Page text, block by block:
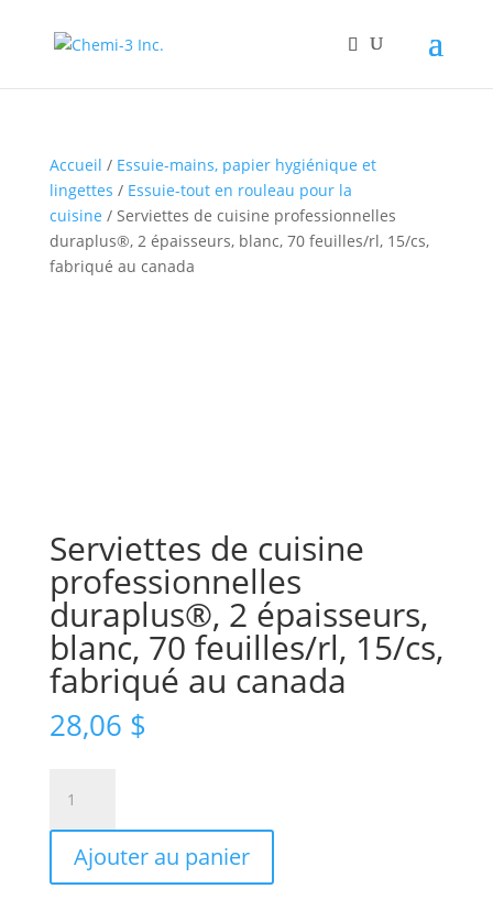
Accueil / Essuie-mains, papier hygiénique et
lingettes / Essuie-tout en rouleau pour la
cuisine / Serviettes de cuisine professionnelles
duraplus®, 2 épaisseurs, blanc, 70 feuilles/rl, 15/cs,
fabriqué au canada
Serviettes de cuisine
professionnelles
duraplus®, 2 épaisseurs,
blanc, 70 feuilles/rl, 15/cs,
fabriqué au canada
28,06 $
Serviettes
cuisine
Ajouter au panier